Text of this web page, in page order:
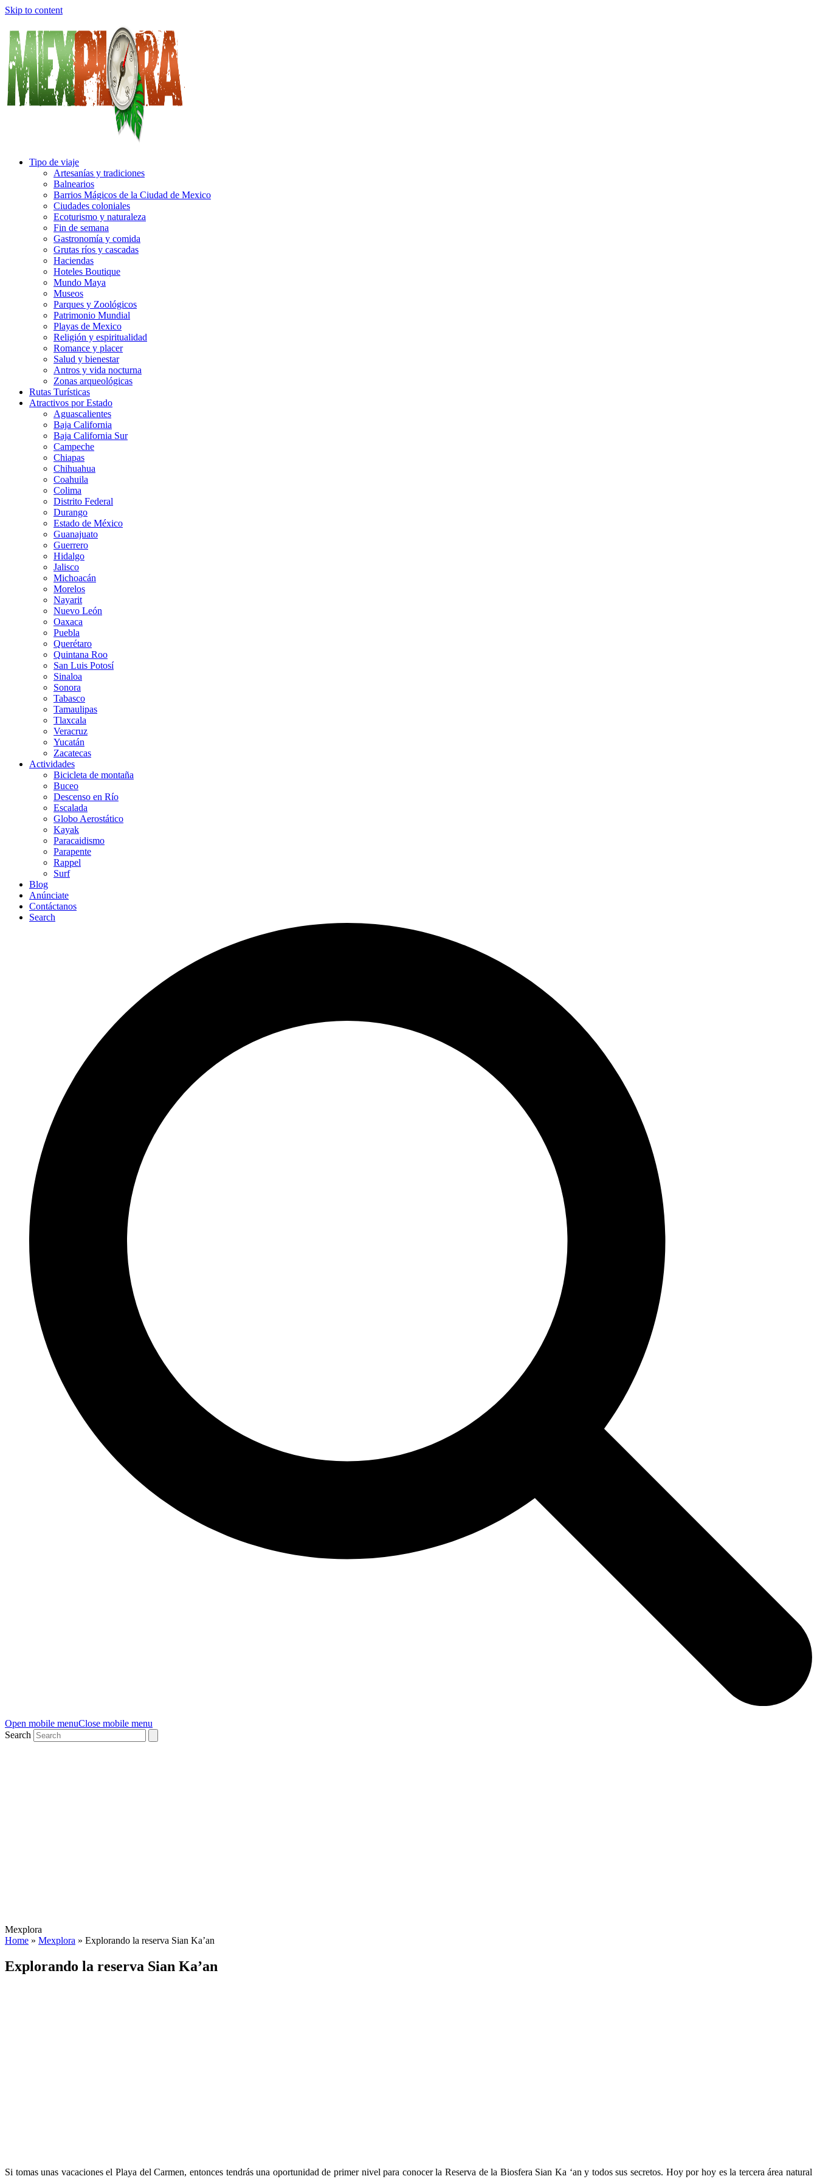
Skip to content
Tipo de viaje
Artesanías y tradiciones
Balnearios
Barrios Mágicos de la Ciudad de Mexico
Ciudades coloniales
Ecoturismo y naturaleza
Fin de semana
Gastronomía y comida
Grutas ríos y cascadas
Haciendas
Hoteles Boutique
Mundo Maya
Museos
Parques y Zoológicos
Patrimonio Mundial
Playas de Mexico
Religión y espiritualidad
Romance y placer
Salud y bienestar
Antros y vida nocturna
Zonas arqueológicas
Rutas Turísticas
Atractivos por Estado
Aguascalientes
Baja California
Baja California Sur
Campeche
Chiapas
Chihuahua
Coahuila
Colima
Distrito Federal
Durango
Estado de México
Guanajuato
Guerrero
Hidalgo
Jalisco
Michoacán
Morelos
Nayarit
Nuevo León
Oaxaca
Puebla
Querétaro
Quintana Roo
San Luis Potosí
Sinaloa
Sonora
Tabasco
Tamaulipas
Tlaxcala
Veracruz
Yucatán
Zacatecas
Actividades
Bicicleta de montaña
Buceo
Descenso en Río
Escalada
Globo Aerostático
Kayak
Paracaidismo
Parapente
Rappel
Surf
Blog
Anúnciate
Contáctanos
Search
Open mobile menuClose mobile menu
Search
Mexplora
Home » Mexplora » Explorando la reserva Sian Ka’an
Explorando la reserva Sian Ka’an
Si tomas unas vacaciones el Playa del Carmen, entonces tendrás una oportunidad de primer nivel para conocer la Reserva de la Biosfera Sian Ka ‘an y todos sus secretos. Hoy por hoy es la tercera área natural